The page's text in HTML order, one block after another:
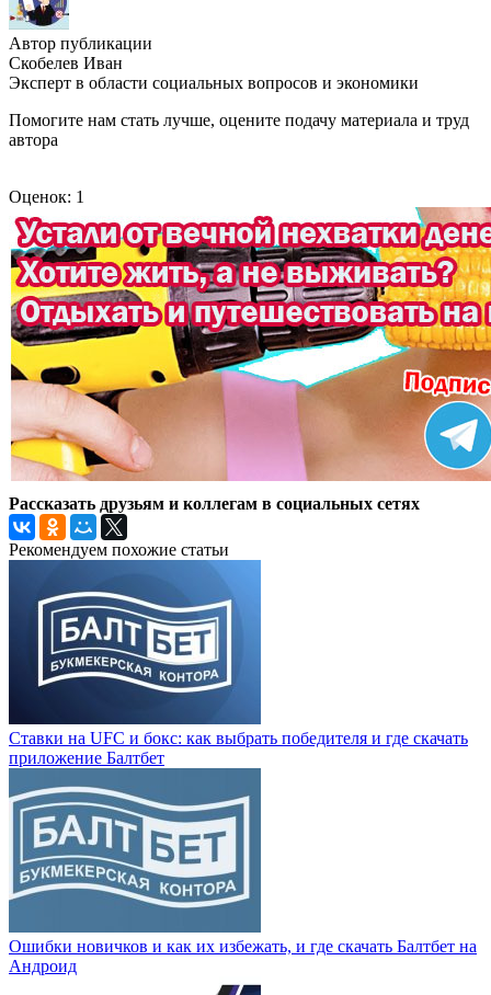
Автор публикации
Скобелев Иван
Эксперт в области социальных вопросов и экономики
Помогите нам стать лучше, оцените подачу материала и труд
автора
Оценок: 1
Рассказать друзьям и коллегам в социальных сетях
Рекомендуем похожие статьи
Ставки на UFC и бокс: как выбрать победителя и где скачать
приложение Балтбет
Ошибки новичков и как их избежать, и где скачать Балтбет на
Андроид